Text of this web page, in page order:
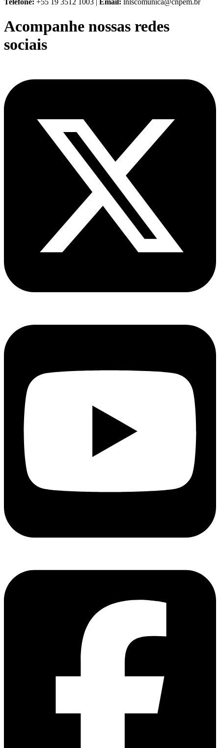
Telefone: +55 19 3512 1003 | Email: lnlscomunica@cnpem.br
Acompanhe nossas redes
sociais